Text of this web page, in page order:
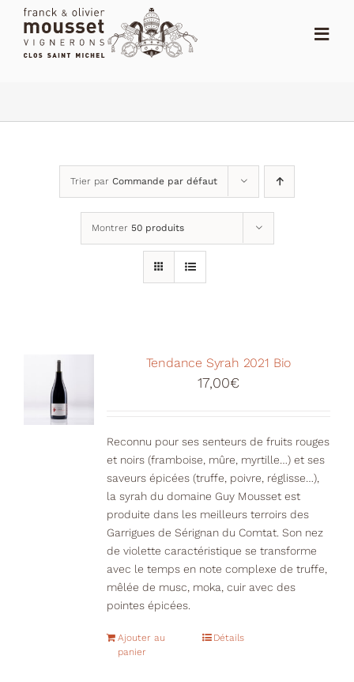
Passer
contenu
LE DOMAINE
Trier par Commande par défaut
Montrer 50 produits
Tendance Syrah 2021 Bio
17,00€
Reconnu pour ses senteurs de fruits rouges
et noirs (framboise, mûre, myrtille…) et ses
saveurs épicées (truffe, poivre, réglisse…),
la syrah du domaine Guy Mousset est
produite dans les meilleurs terroirs des
Garrigues de Sérignan du Comtat. Son nez
de violette caractéristique se transforme
avec le temps en note complexe de truffe,
mêlée de musc, moka, cuir avec des
pointes épicées.
Ajouter au
panier
Détails